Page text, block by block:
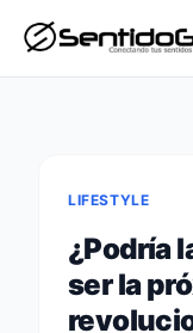
LIFESTYLE
¿Podría
ser la